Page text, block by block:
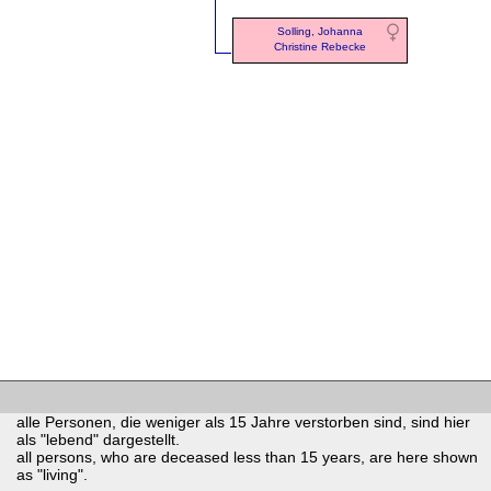
Solling, Johanna
Christine Rebecke
alle Personen, die weniger als 15 Jahre verstorben sind, sind hier
als "lebend" dargestellt.
all persons, who are deceased less than 15 years, are here shown
as "living".